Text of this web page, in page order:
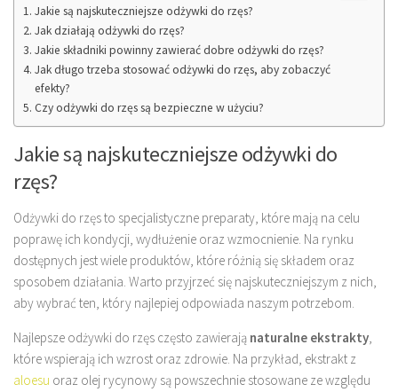
Jakie są najskuteczniejsze odżywki do rzęs?
Jak działają odżywki do rzęs?
Jakie składniki powinny zawierać dobre odżywki do rzęs?
Jak długo trzeba stosować odżywki do rzęs, aby zobaczyć
efekty?
Czy odżywki do rzęs są bezpieczne w użyciu?
Jakie są najskuteczniejsze odżywki do
rzęs?
Odżywki do rzęs to specjalistyczne preparaty, które mają na celu
poprawę ich kondycji, wydłużenie oraz wzmocnienie. Na rynku
dostępnych jest wiele produktów, które różnią się składem oraz
sposobem działania. Warto przyjrzeć się najskuteczniejszym z nich,
aby wybrać ten, który najlepiej odpowiada naszym potrzebom.
Najlepsze odżywki do rzęs często zawierają naturalne ekstrakty,
które wspierają ich wzrost oraz zdrowie. Na przykład, ekstrakt z
aloesu oraz olej rycynowy są powszechnie stosowane ze względu